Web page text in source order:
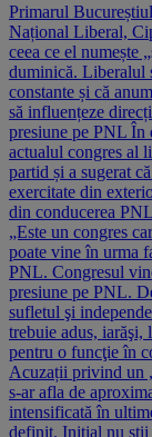
Primarul
Național Liberal,
ceea ce el numește
duminică. Liberalul
constante și că
să influențeze
presiune pe PNL În
actualul congres al
partid și a sugerat
exercitate din
din conducerea
„Este un congres
poate vine în urma
PNL. Congresul
presiune pe PNL.
sufletul şi
trebuie adus, iarăşi,
pentru o funcţie în
Acuzații privind un
s-ar afla de
intensificată în
definit. Iniţial nu ştii